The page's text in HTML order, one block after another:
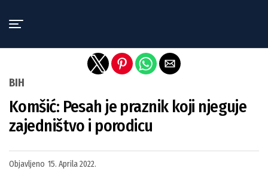
BIH
Komšić: Pesah je praznik koji njeguje
zajedništvo i porodicu
Objavljeno 15. Aprila 2022.